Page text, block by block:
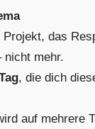
Projekt, das
nicht mehr.
, die dich
auf mehrere